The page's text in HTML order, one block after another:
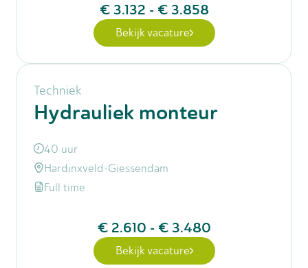
€ 3.132 - € 3.858
Bekijk vacature
Techniek
Hydrauliek monteur
40 uur
Hardinxveld-Giessendam
Full time
€ 2.610 - € 3.480
Bekijk vacature